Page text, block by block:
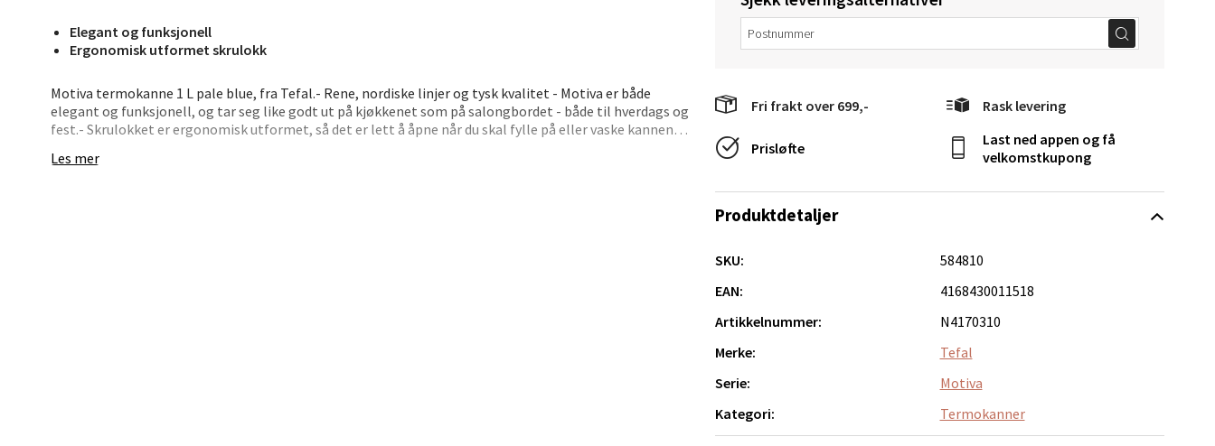
Elegant og funksjonell
Ergonomisk utformet skrulokk
Motiva termokanne 1 L pale blue, fra Tefal.- Rene, nordiske linjer og tysk kvalitet - Motiva er både
elegant og funksjonell, og tar seg like godt ut på kjøkkenet som på salongbordet - både til hverdags og
fest.- Skrulokket er ergonomisk utformet, så det er lett å åpne når du skal fylle på eller vaske kannen.-
Innvendig kolbe i dobbeltvegget glass, som holder drikkene dine varme i opptil 12 timer eller kalde i
Les mer
Fri frakt over 699,- Rask levering
Prisløfte
Last ned appen og få
velkomstkupong
Produktdetaljer
SKU:
584810
EAN:
4168430011518
Artikkelnummer:
N4170310
Merke:
Tefal
Serie:
Motiva
Kategori:
Termokanner
Åpent i dag 10-20
0 i butikk
Velg